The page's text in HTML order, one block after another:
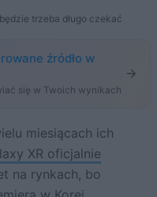
trzeba długo czekać
źródło w
się w Twoich wynikach
XR oficjalnie
na rynkach, bo